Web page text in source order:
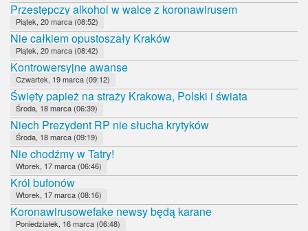
Przestępczy alkohol w walce z koronawirusem
Piątek, 20 marca (08:52)
Nie całkiem opustoszały Kraków
Piątek, 20 marca (08:42)
Kontrowersyjne awanse
Czwartek, 19 marca (09:12)
Święty papież na straży Krakowa, Polski i świata
Środa, 18 marca (06:39)
Niech Prezydent RP nie słucha krytyków
Środa, 18 marca (09:19)
Nie chodźmy w Tatry!
Wtorek, 17 marca (06:46)
Król bufonów
Wtorek, 17 marca (08:16)
Koronawirusowefake newsy będą karane
Poniedziałek, 16 marca (06:48)